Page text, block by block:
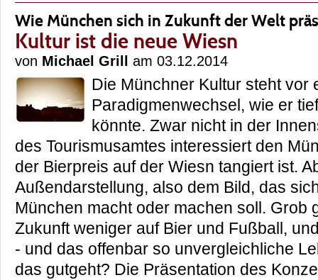
Wie München sich in Zukunft der Welt
Kultur ist die neue Wiesn
von Michael Grill am 03.12.2014
Die Münchner Kultur steht vor
Paradigmenwechsel, wie er
könnte. Zwar nicht in der
des Tourismusamtes interessiert den
der Bierpreis auf der Wiesn tangiert ist.
Außendarstellung, also dem Bild, das
München macht oder machen soll. Grob
Zukunft weniger auf Bier und Fußball,
- und das offenbar so unvergleichliche
das gutgeht? Die Präsentation des